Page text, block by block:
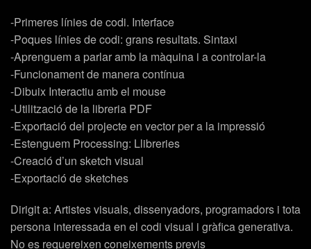
-Primeres línies de codi. Interface
-Poques línies de codi: grans resultats. Sintaxi
-Aprenguem a parlar amb la màquina i a controlar-la
-Funcionament de manera contínua
-Dibuix Interactiu amb el mouse
-Utilització de la libreria PDF
-Exportació del projecte en vector per a la impressió
-Estenguem Processing: Llibreries
-Creació d’un sketch visual
-Exportació de sketches
Dirigit a: Artistes visuals, dissenyadors, programadors i tota
persona interessada en el codi visual i gràfica generativa.
No es requereixen coneixements previs